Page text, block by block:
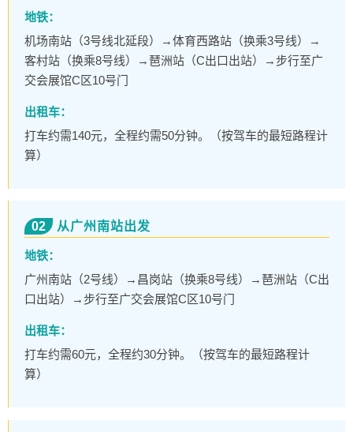
地铁：
机场南站（3号线北延段）→体育西路站（换乘3号线）→
客村站（换乘8号线）→琶洲站（C出口出站）→步行至广
交会展馆C区10号门
出租车：
打车约需140元，全程约需50分钟。（按驾车的最短路程计
算）
02 从广州南站出发
地铁：
广州南站（2号线）→昌岗站（换乘8号线）→琶洲站（C出
口出站）→步行至广交会展馆C区10号门
出租车：
打车约需60元，全程约30分钟。（按驾车的最短路程计
算）